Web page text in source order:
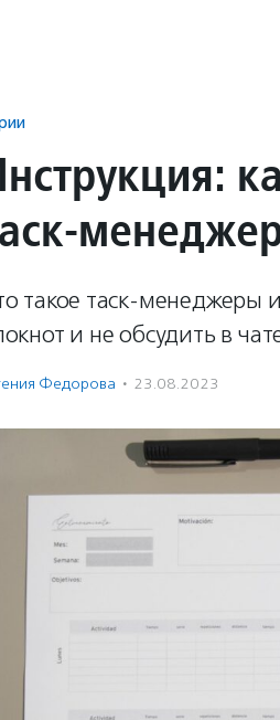
такое таск-менеджеры
и не обсудить в
Федорова · 23.08.2023